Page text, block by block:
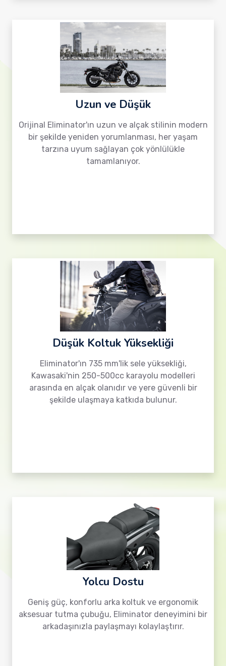
Uzun ve Düşük
Orijinal Eliminator'ın uzun ve alçak stilinin modern
bir şekilde yeniden yorumlanması, her yaşam
tarzına uyum sağlayan çok yönlülükle
tamamlanıyor.
Düşük Koltuk Yüksekliği
Eliminator'ın 735 mm'lik sele yüksekliği,
Kawasaki'nin 250-500cc karayolu modelleri
arasında en alçak olanıdır ve yere güvenli bir
şekilde ulaşmaya katkıda bulunur.
Yolcu Dostu
Geniş güç, konforlu arka koltuk ve ergonomik
aksesuar tutma çubuğu, Eliminator deneyimini bir
arkadaşınızla paylaşmayı kolaylaştırır.